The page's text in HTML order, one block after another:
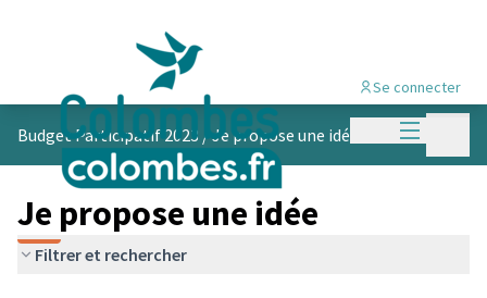
Menu
Se connecter
Budget Participatif 2023 /Je propose une idée
Je propose une idée
Filtrer et rechercher